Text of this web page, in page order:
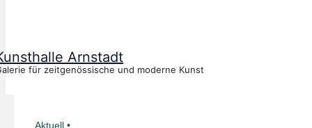
Arnstadt
für zeitgenössische und moderne Kunst
Aktuell